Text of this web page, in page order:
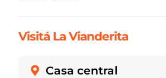
Visitá La Vianderita
 Casa central